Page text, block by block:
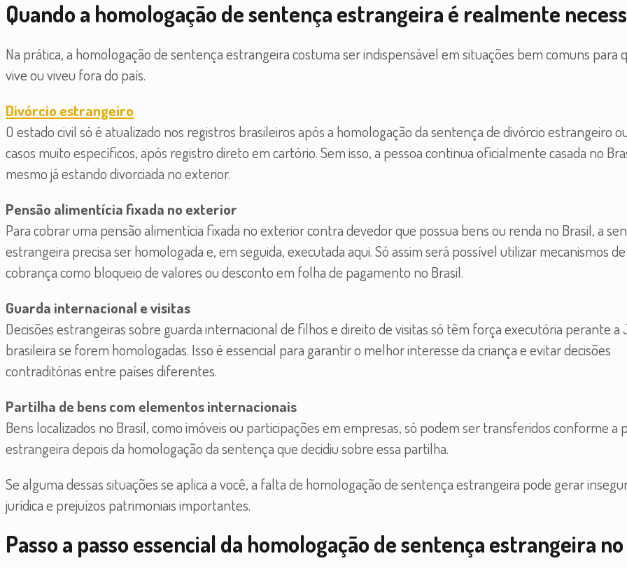
Quando a homologação de sentença estrangeira é realmente
Na prática, a homologação de sentença estrangeira costuma ser indispensável em situações bem comuns para
vive ou viveu fora do país.
Divórcio estrangeiro
O estado civil só é atualizado nos registros brasileiros após a homologação da sentença de divórcio estrangeiro
casos muito específicos, após registro direto em cartório. Sem isso, a pessoa continua oficialmente casada no
mesmo já estando divorciada no exterior.
Pensão alimentícia fixada no exterior
Para cobrar uma pensão alimentícia fixada no exterior contra devedor que possua bens ou renda no Brasil, a
estrangeira precisa ser homologada e, em seguida, executada aqui. Só assim será possível utilizar mecanismos de
cobrança como bloqueio de valores ou desconto em folha de pagamento no Brasil.
Guarda internacional e visitas
Decisões estrangeiras sobre guarda internacional de filhos e direito de visitas só têm força executória perante a
brasileira se forem homologadas. Isso é essencial para garantir o melhor interesse da criança e evitar decisões
contraditórias entre países diferentes.
Partilha de bens com elementos internacionais
Bens localizados no Brasil, como imóveis ou participações em empresas, só podem ser transferidos conforme a
estrangeira depois da homologação da sentença que decidiu sobre essa partilha.
Se alguma dessas situações se aplica a você, a falta de homologação de sentença estrangeira pode gerar
jurídica e prejuízos patrimoniais importantes.
Passo a passo essencial da homologação de sentença estrangeira no